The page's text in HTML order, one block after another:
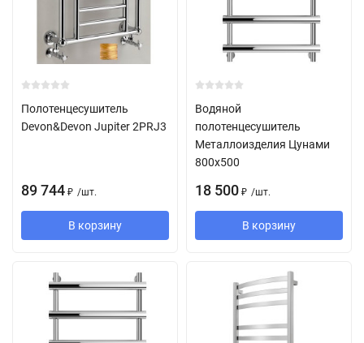
Полотенцесушитель
Devon&Devon Jupiter 2PRJ3
89 744 ₽ /шт.
В корзину
Водяной
полотенцесушитель
Металлоизделия Цунами
800х500
18 500 ₽ /шт.
В корзину